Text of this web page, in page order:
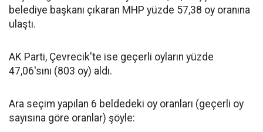
belediye başkanı çıkaran MHP yüzde 57,38 oy oranına
ulaştı.
AK Parti, Çevrecik'te ise geçerli oyların yüzde
47,06'sını (803 oy) aldı.
Ara seçim yapılan 6 beldedeki oy oranları (geçerli oy
sayısına göre oranlar) şöyle: